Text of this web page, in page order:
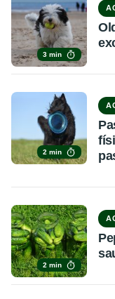
3 min
2 min
2 min